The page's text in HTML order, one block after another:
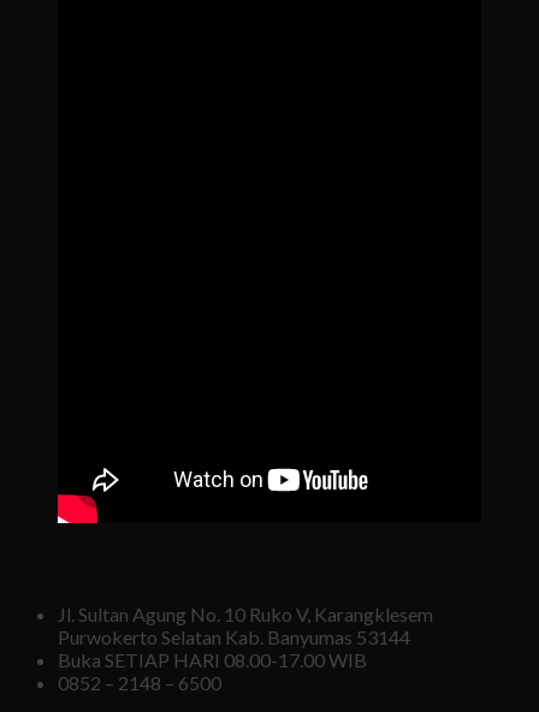
Jl. Sultan Agung No. 10 Ruko V, Karangklesem
Purwokerto Selatan Kab. Banyumas 53144
Buka SETIAP HARI 08.00-17.00 WIB
0852 – 2148 – 6500